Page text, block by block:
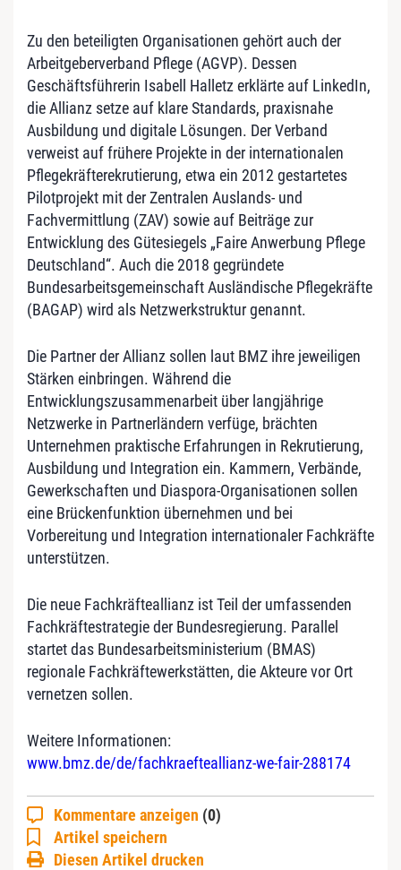
Zu den beteiligten Organisationen gehört auch der
Arbeitgeberverband Pflege (AGVP). Dessen
Geschäftsführerin Isabell Halletz erklärte auf LinkedIn,
die Allianz setze auf klare Standards, praxisnahe
Ausbildung und digitale Lösungen. Der Verband
verweist auf frühere Projekte in der internationalen
Pflegekräfterekrutierung, etwa ein 2012 gestartetes
Pilotprojekt mit der Zentralen Auslands‑ und
Fachvermittlung (ZAV) sowie auf Beiträge zur
Entwicklung des Gütesiegels „Faire Anwerbung Pflege
Deutschland“. Auch die 2018 gegründete
Bundesarbeitsgemeinschaft Ausländische Pflegekräfte
(BAGAP) wird als Netzwerkstruktur genannt.
Die Partner der Allianz sollen laut BMZ ihre jeweiligen
Stärken einbringen. Während die
Entwicklungszusammenarbeit über langjährige
Netzwerke in Partnerländern verfüge, brächten
Unternehmen praktische Erfahrungen in Rekrutierung,
Ausbildung und Integration ein. Kammern, Verbände,
Gewerkschaften und Diaspora‑Organisationen sollen
eine Brückenfunktion übernehmen und bei
Vorbereitung und Integration internationaler Fachkräfte
unterstützen.
Die neue Fachkräfteallianz ist Teil der umfassenden
Fachkräftestrategie der Bundesregierung. Parallel
startet das Bundesarbeitsministerium (BMAS)
regionale Fachkräftewerkstätten, die Akteure vor Ort
vernetzen sollen.
Weitere Informationen:
www.bmz.de/de/fachkraefteallianz-we-fair-288174
Kommentare anzeigen (0)
Artikel speichern
Diesen Artikel drucken